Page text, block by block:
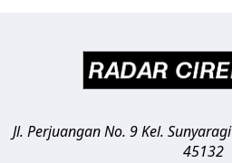
Jl. Perjuangan No. 9 Kel. Sunyaragi
45132